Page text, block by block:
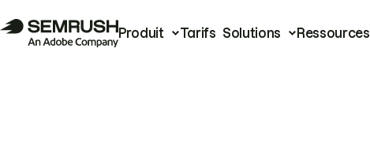
Produit Tarifs Solutions Ressources